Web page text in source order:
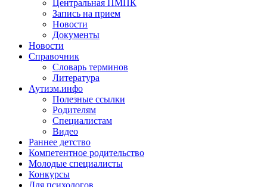
Центральная ПМПК
Запись на прием
Новости
Документы
Новости
Справочник
Словарь терминов
Литература
Аутизм.инфо
Полезные ссылки
Родителям
Специалистам
Видео
Раннее детство
Компетентное родительство
Молодые специалисты
Конкурсы
Для психологов